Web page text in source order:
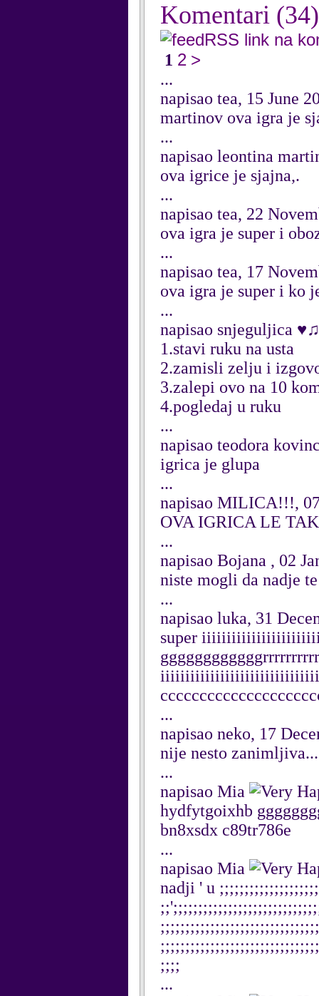
Komentari (34)
RSS link na
1 2 >
...
napisao tea, 15 June
martinov ova igra je
...
napisao leontina
ova igrice je sjajna,.
...
napisao tea, 22
ova igra je super i
...
napisao tea, 17
ova igra je super i ko
...
napisao snjeguljica
1.stavi ruku na usta
2.zamisli zelju i
3.zalepi ovo na 10
4.pogledaj u ruku
...
napisao teodora
igrica je glupa
...
napisao MILICA!!!,
OVA IGRICA LE
...
napisao Bojana , 02
niste mogli da nadje
...
napisao luka, 31
super
...
napisao neko, 17
nije nesto
...
napisao Mia
hydfytgoixhb
bn8xsdx c89tr786e
...
napisao Mia
nadji ' u
;;;;
...